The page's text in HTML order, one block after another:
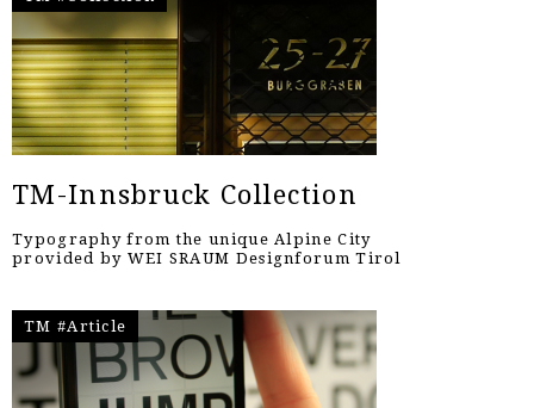
TM-Innsbruck Collection
Typography from the unique Alpine City
provided by WEI SRAUM Designforum Tirol
TM #Article